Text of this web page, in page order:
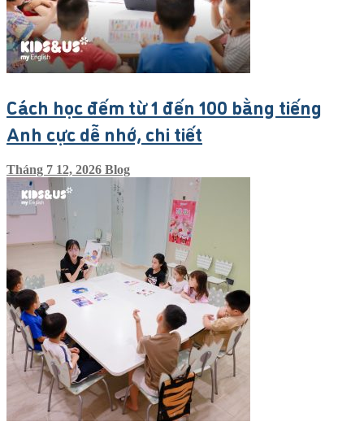
Cách học đếm từ 1 đến 100 bằng tiếng
Anh cực dễ nhớ, chi tiết
Tháng 7 12, 2026 Blog